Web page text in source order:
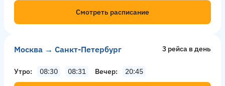
Смотреть расписание
Москва → Санкт-Петербург 3 рейсa в день
Утро 08:30 08:31 Вечер 20:45